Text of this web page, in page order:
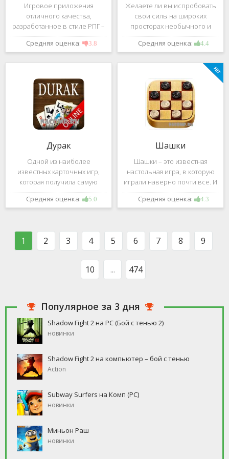
Игровое приложения
отличного качества,
разработанное в стиле РПГ –
это, конечно же, Dark
Avenger. В ней вы сможете
большое количество
проблем на свою
Средняя оценка: 3.8
Желаете ли вы испробовать
свои силы на широких
просторах необычного и
удивительного мира,
который наполнен
Если да, тогда вам к нам. Игра,
которую мы вам предложим
ниже и о
Средняя оценка: 4.4
Дурак
Одной из наиболее
известных карточных игр,
которая получила самую
большую известность среди
всех людей всех возрастных
такого человека, который бы
Средняя оценка: 5.0
Шашки
Шашки – это известная
настольная игра, в которую
играли наверно почти все. И
это не странно. Эта игра
имеет не сложные правила и
свободное время, но
Средняя оценка: 4.3
1 2 3 4 5 6 7 8 9
10 ... 474
Популярное за 3 дня
Shadow Fight 2 на PC (Бой с тенью 2)
новинки
Shadow Fight 2 на компьютер – бой с тенью
Action
Subway Surfers на Комп (PC)
новинки
Миньон Раш
новинки